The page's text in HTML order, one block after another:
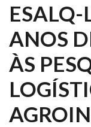
ESALQ-
ANOS
ÀS